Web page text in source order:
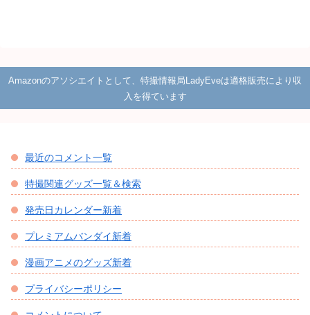
Amazonのアソシエイトとして、特撮情報局LadyEveは適格販売により収
入を得ています
最近のコメント一覧
特撮関連グッズ一覧＆検索
発売日カレンダー新着
プレミアムバンダイ新着
漫画アニメのグッズ新着
プライバシーポリシー